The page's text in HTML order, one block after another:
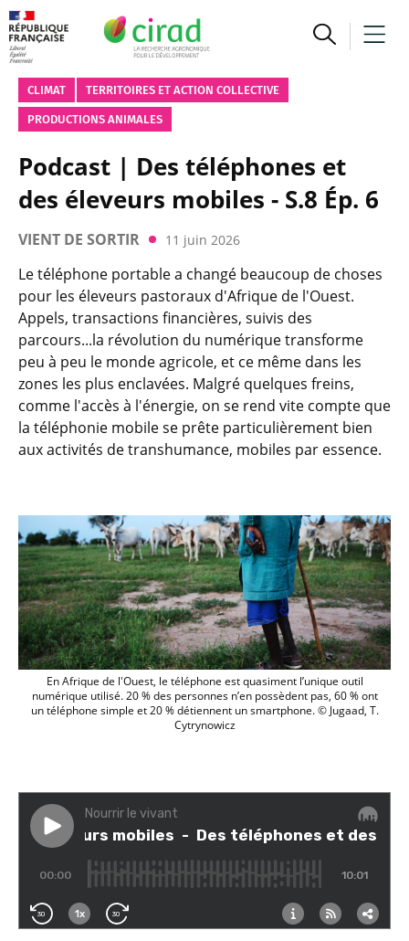
CLIMAT TERRITOIRES ET ACTION COLLECTIVE
PRODUCTIONS ANIMALES
Podcast | Des téléphones et
des éleveurs mobiles - S.8 Ép. 6
VIENT DE SORTIR 11 juin 2026
Le téléphone portable a changé beaucoup de choses
pour les éleveurs pastoraux d'Afrique de l'Ouest.
Appels, transactions financières, suivis des
parcours...la révolution du numérique transforme
peu à peu le monde agricole, et ce même dans les
zones les plus enclavées. Malgré quelques freins,
comme l'accès à l'énergie, on se rend vite compte que
la téléphonie mobile se prête particulièrement bien
aux activités de transhumance, mobiles par essence.
téléphonie mobile milieu agricole
En Afrique de l'Ouest, le téléphone est quasiment l’unique outil
numérique utilisé. 20 % des personnes n’en possèdent pas, 60 % ont
un téléphone simple et 20 % détiennent un smartphone. © Jugaad, T.
Cytrynowicz